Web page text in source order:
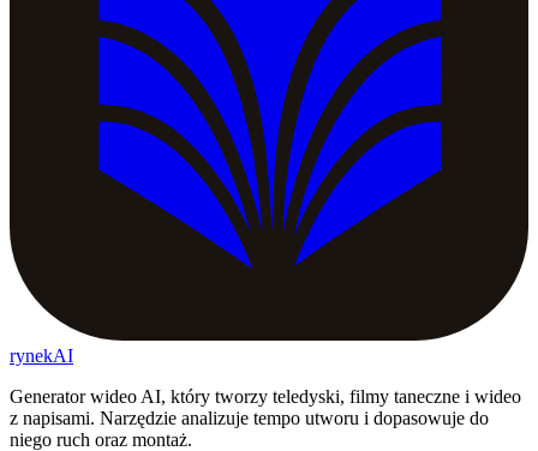
rynekAI
Generator wideo AI, który tworzy teledyski, filmy taneczne i wideo
z napisami. Narzędzie analizuje tempo utworu i dopasowuje do
niego ruch oraz montaż.